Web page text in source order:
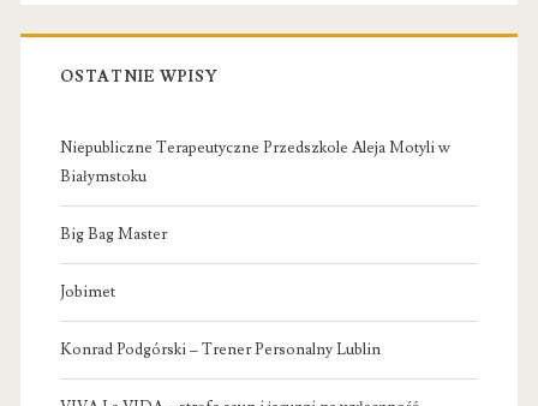
OSTATNIE WPISY
Niepubliczne Terapeutyczne Przedszkole Aleja Motyli w
Białymstoku
Big Bag Master
Jobimet
Konrad Podgórski – Trener Personalny Lublin